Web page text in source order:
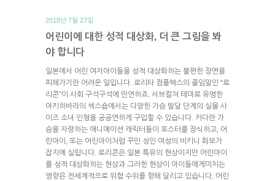
2018년 7월 27일.
어린이에 대한 성적 대상화, 더 큰 그림을 봐
야 합니다
일본에서 어린 여자아이들을 성적 대상화하는 불편한 장면을
피해가기란 어려운 일입니다. 로리타 컴플렉스의 줄임말인 “로
리콘”이 사회 구석구석에 만연하죠. 서브컬쳐 테마로 유명한
아키하바라의 섹스숍에서는 다양한 가슴 발달 단계의 실물 사
이즈 소녀 인형을 공공연하게 구입할 수 있습니다. 커다란 가
슴을 자랑하는 애니메이션 캐릭터들이 포스터를 장식하고, 어
린아이, 또는 어린아이처럼 꾸민 성인 여성의 비키니 화보가
잡지에 실립니다. 로리콘은 일본 특유의 현상이지만 어린아이
를 성적 대상화하는 현상과 그러한 현상이 아이들에게미치는
영향은 전세계적으로 위험 수위를 향해 달리고 있습니다. 어린